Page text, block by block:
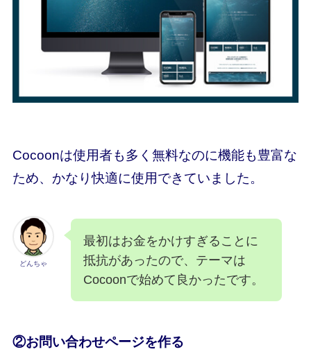
Cocoonは使用者も多く無料なのに機能も豊富な
ため、かなり快適に使用できていました。
どんちゃ
最初はお金をかけすぎることに
抵抗があったので、テーマは
Cocoonで始めて良かったです。
②お問い合わせページを作る